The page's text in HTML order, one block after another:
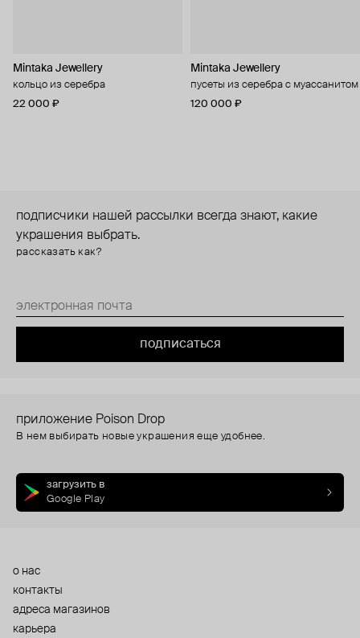
Mintaka Jewellery
кольцо из серебра
22 000 ₽
Mintaka Jewellery
пусеты из серебра с муассанитом
120 000 ₽
подписчики нашей рассылки всегда знают, какие
украшения выбрать.
рассказать как?
подписаться
приложение Poison Drop
В нем выбирать новые украшения еще удобнее.
загрузить в
Google Play
о нас
контакты
адреса магазинов
карьера